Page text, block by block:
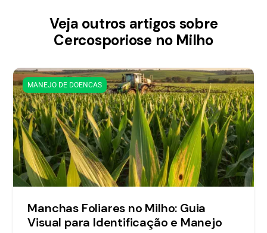
Veja outros artigos sobre
Cercosporiose no Milho
MANEJO DE DOENCAS
Manchas Foliares no Milho: Guia
Visual para Identificação e Manejo